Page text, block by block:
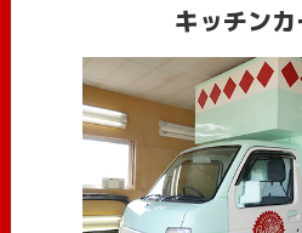
キッチン